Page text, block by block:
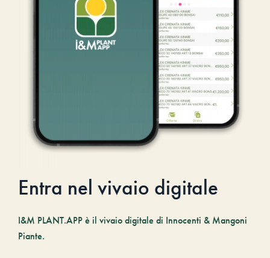
Entra nel vivaio digitale
I&M PLANT.APP è il vivaio digitale di Innocenti & Mangoni
Piante.